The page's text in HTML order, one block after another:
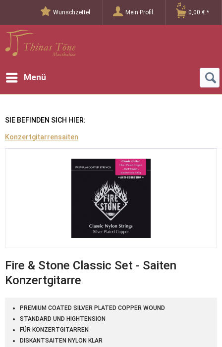
Wunschzettel Mein Profil 0,00 € *
Menü
SIE BEFINDEN SICH HIER:
Konzertgitarrensaiten
Fire & Stone Classic Set - Saiten
Konzertgitarre
PREMIUM COATED SILVER PLATED COPPER WOUND
STANDARD UND HIGHTENSION
FÜR KONZERTGITARREN
DISKANTSAITEN NYLON KLAR